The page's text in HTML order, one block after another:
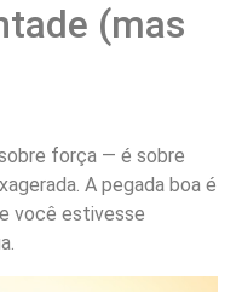
(mas
força — é sobre
A pegada boa é
você estivesse